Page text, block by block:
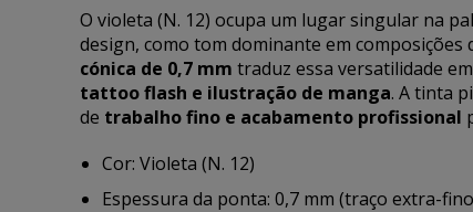
O violeta (N. 12) ocupa um lugar singular na
design, como tom dominante em
cónica de 0,7 mm traduz essa versatilidade
tattoo flash e ilustração de manga. A tinta
de trabalho fino e acabamento profissional
Cor: Violeta (N. 12)
Espessura da ponta: 0,7 mm (traço extra-